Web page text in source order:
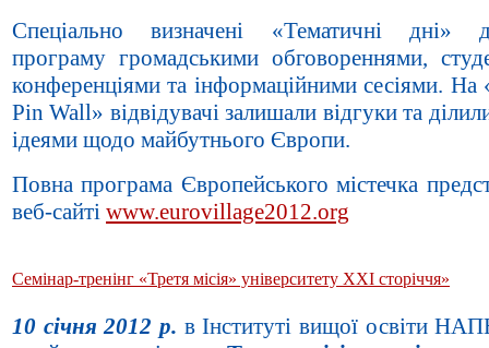
Спеціально визначені «Тематичні дні»
програму громадськими обговореннями,
конференціями та інформаційними сесіями. На
Pin Wall» відвідувачі залишали відгуки та
ідеями щодо майбутнього Європи.
Повна програма Європейського містечка
веб-сайті www.eurovillage2012.org
Семінар-тренінг «Третя місія» університету ХХІ сторіччя»
10 січня 2012 р. в Інституті вищої освіти